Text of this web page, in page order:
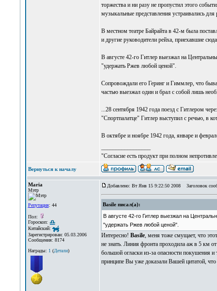
торжества и ни разу не пропустил этого
музыкальные представления устраивались для
В местном театре Байрайта в 42-м была
и другие руководители рейха, приехавшие
В августе 42-го Гитлер выезжал на
"удержать Ржев любой ценой".
Сопровождали его Геринг и Гиммлер, что
частью выезжал один и брал с собой лишь
...28 сентября 1942 года поезд с Гитлером
"Спортпалатце" Гитлер выступил с речью, в
В октябре и ноябре 1942 года, январе и
"Согласие есть продукт при полном
Вернуться к началу
Maria
Мэтр
Репутация: 44
Пол:
Гороскоп:
Китайский:
Зарегистрирован: 05.03.2006
Сообщения: 8174
Награды: 1(Детали)
Добавлено: Вт Янв 15 9:22:50 2008 Заголовок
Basile писал(а):
В августе 42-го Гитлер выезжал на
"удержать Ржев любой ценой".
Интересно! Basile, меня тоже смущает, что
не знать. Линия фронта проходила аж в 5 км
большой огласки из-за опасности покушения
принципе Вы уже доказали Вашей цитатой,